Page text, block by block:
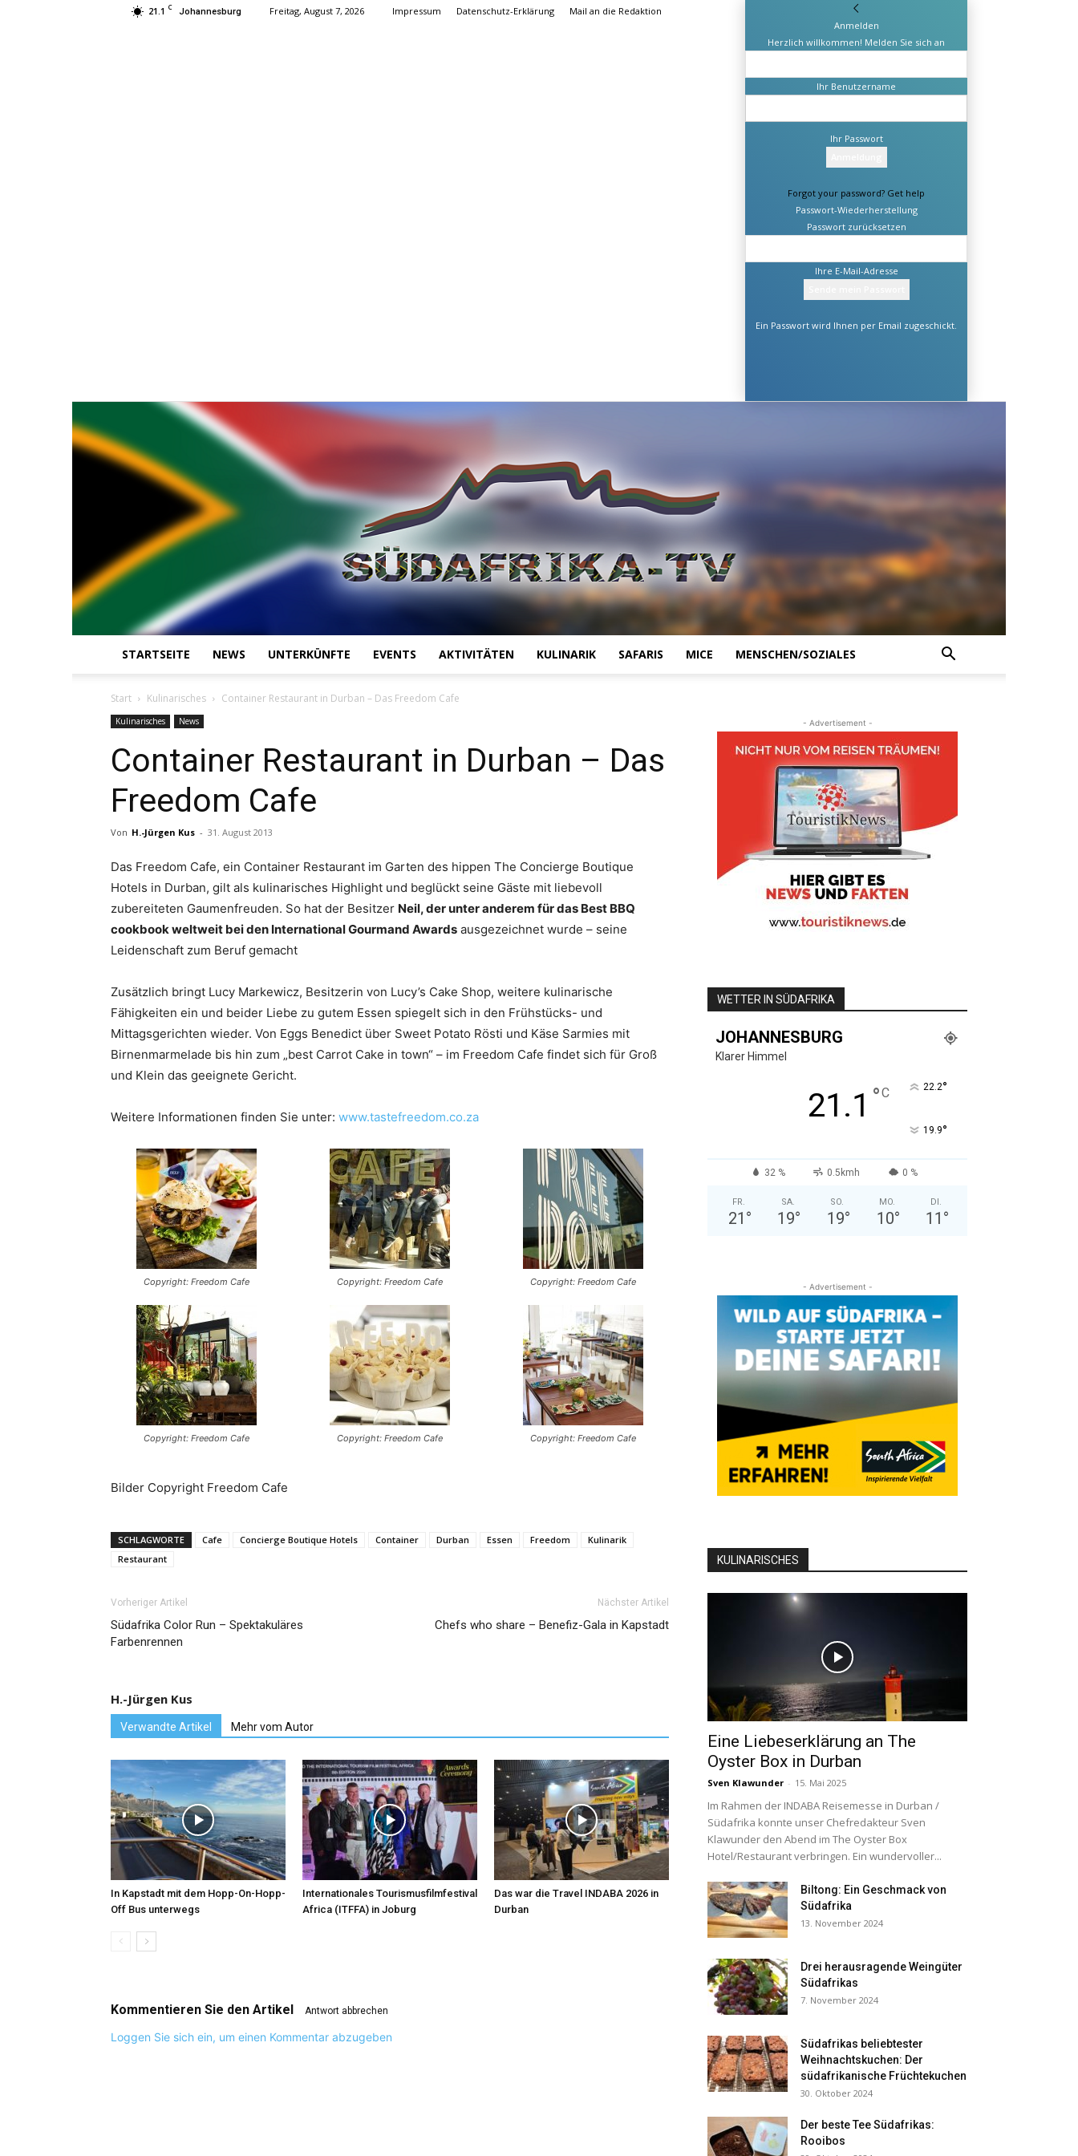
21.1 C Johannesburg Freitag, August 7, 2026 Impressum Datenschutz-Erklärung
Mail an die Redaktion
Anmelden
Herzlich willkommen! Melden Sie sich an
Ihr Benutzername
Ihr Passwort
Forgot your password? Get help
Passwort-Wiederherstellung
Passwort zurücksetzen
Ihre E-Mail-Adresse
Ein Passwort wird Ihnen per Email zugeschickt.
STARTSEITE NEWS UNTERKÜNFTE EVENTS AKTIVITÄTEN KULINARIK SAFARIS MICE MENSCHEN/SOZIALES
Start Kulinarisches Container Restaurant in Durban – Das Freedom Cafe
Kulinarisches News
Container Restaurant in Durban – Das
Freedom Cafe
Von H.-Jürgen Kus - 31. August 2013
Das Freedom Cafe, ein Container Restaurant im Garten des hippen The Concierge Boutique
Hotels in Durban, gilt als kulinarisches Highlight und beglückt seine Gäste mit liebevoll
zubereiteten Gaumenfreuden. So hat der Besitzer Neil, der unter anderem für das Best BBQ
cookbook weltweit bei den International Gourmand Awards ausgezeichnet wurde – seine
Leidenschaft zum Beruf gemacht
Zusätzlich bringt Lucy Markewicz, Besitzerin von Lucy’s Cake Shop, weitere kulinarische
Fähigkeiten ein und beider Liebe zu gutem Essen spiegelt sich in den Frühstücks- und
Mittagsgerichten wieder. Von Eggs Benedict über Sweet Potato Rösti und Käse Sarmies mit
Birnenmarmelade bis hin zum „best Carrot Cake in town“ – im Freedom Cafe findet sich für Groß
und Klein das geeignete Gericht.
Weitere Informationen finden Sie unter: www.tastefreedom.co.za
Copyright: Freedom Cafe Copyright: Freedom Cafe Copyright: Freedom Cafe
Copyright: Freedom Cafe Copyright: Freedom Cafe Copyright: Freedom Cafe
Bilder Copyright Freedom Cafe
SCHLAGWORTE Cafe Concierge Boutique Hotels Container Durban Essen Freedom
Kulinarik
Restaurant
Vorheriger Artikel
Südafrika Color Run – Spektakuläres
Farbenrennen
Nächster Artikel
Chefs who share – Benefiz-Gala in Kapstadt
H.-Jürgen Kus
Verwandte Artikel Mehr vom Autor
In Kapstadt mit dem Hopp-On-Hopp-
Off Bus unterwegs
Internationales Tourismusfilmfestival
Africa (ITFFA) in Joburg
Das war die Travel INDABA 2026 in
Durban
Kommentieren Sie den Artikel Antwort abbrechen
Loggen Sie sich ein, um einen Kommentar abzugeben
- Advertisement -
WETTER IN SÜDAFRIKA
JOHANNESBURG
Klarer Himmel
21.1 °C 22.2°
19.9°
32 % 0.5kmh 0 %
FR.
21 °
SA.
19°
SO.
19°
MO.
10°
DI.
11 °
- Advertisement -
KULINARISCHES
Eine Liebeserklärung an The
Oyster Box in Durban
Sven Klawunder - 15. Mai 2025
Im Rahmen der INDABA Reisemesse in Durban /
Südafrika konnte unser Chefredakteur Sven
Klawunder den Abend im The Oyster Box
Hotel/Restaurant verbringen. Ein wundervoller...
Biltong: Ein Geschmack von
Südafrika
13. November 2024
Drei herausragende Weingüter
Südafrikas
7. November 2024
Südafrikas beliebtester
Weihnachtskuchen: Der
südafrikanische Früchtekuchen
30. Oktober 2024
Der beste Tee Südafrikas:
Rooibos